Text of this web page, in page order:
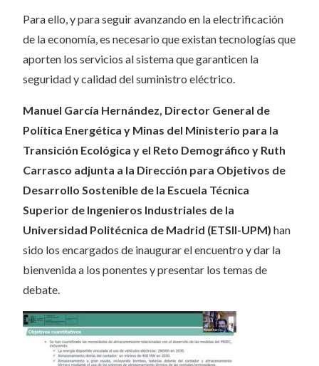
Para ello, y para seguir avanzando en la electrificación
de la economía, es necesario que existan tecnologías que
aporten los servicios al sistema que garanticen la
seguridad y calidad del suministro eléctrico.
Manuel García Hernández, Director General de
Política Energética y Minas del Ministerio para la
Transición Ecológica y el Reto Demográfico y Ruth
Carrasco adjunta a la Dirección para Objetivos de
Desarrollo Sostenible de la Escuela Técnica
Superior de Ingenieros Industriales de la
Universidad Politécnica de Madrid (ETSII-UPM) han
sido los encargados de inaugurar el encuentro y dar la
bienvenida a los ponentes y presentar los temas de
debate.